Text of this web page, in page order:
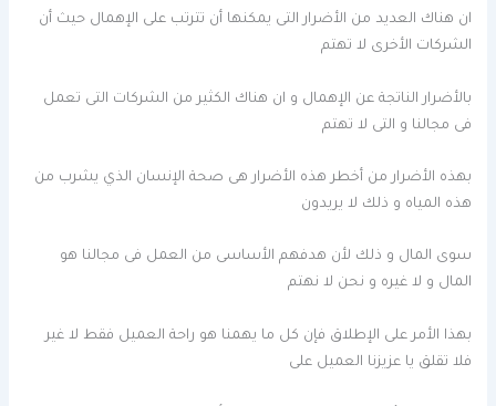
ان هناك العديد من الأضرار التى يمكنها أن تترتب على الإهمال حيث أن
الشركات الأخرى لا تهتم
بالأضرار الناتجة عن الإهمال و ان هناك الكثير من الشركات التى تعمل
فى مجالنا و التى لا تهتم
بهذه الأضرار من أخطر هذه الأضرار هى صحة الإنسان الذي يشرب من
هذه المياه و ذلك لا يريدون
سوى المال و ذلك لأن هدفهم الأساسى من العمل فى مجالنا هو
المال و لا غيره و نحن لا نهتم
بهذا الأمر على الإطلاق فإن كل ما يهمنا هو راحة العميل فقط لا غير
فلا تقلق يا عزيزنا العميل على